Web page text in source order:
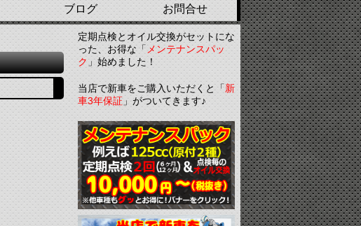
ブログ お問合せ
定期点検とオイル交換がセットにな
った、お得な「 メンテナンスパッ
ク」始めました！
当店で新車をご購入いただくと「新
車3年保証」がついてきます♪